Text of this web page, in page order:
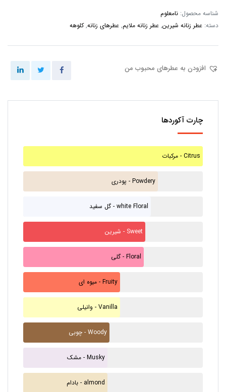
شناسه محصول: نامعلوم
دسته: عطر زنانه شیرین, عطر زنانه ملایم, عطرهای زنانه,کلوهه
افزودن به عطرهای محبوب من
چارت آکوردها
مرکبات - Citrus
پودری - Powdery
گل سفید - white Floral
شیرین - Sweet
گلی - Floral
میوه ای - Fruity
وانیلی - Vanilla
چوبی - Woody
مشک - Musky
بادام - almond